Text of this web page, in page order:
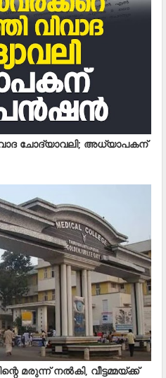
ചോദ്യാവലി; അധ്യാപകന്
മരുന്ന് നൽകി, വീട്ടമ്മയ്ക്ക്